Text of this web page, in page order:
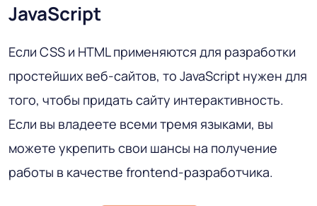
JavaScript
Если CSS и HTML применяются для разработки
простейших веб-сайтов, то JavaScript нужен для
того, чтобы придать сайту интерактивность.
Если вы владеете всеми тремя языками, вы
можете укрепить свои шансы на получение
работы в качестве frontend-разработчика.